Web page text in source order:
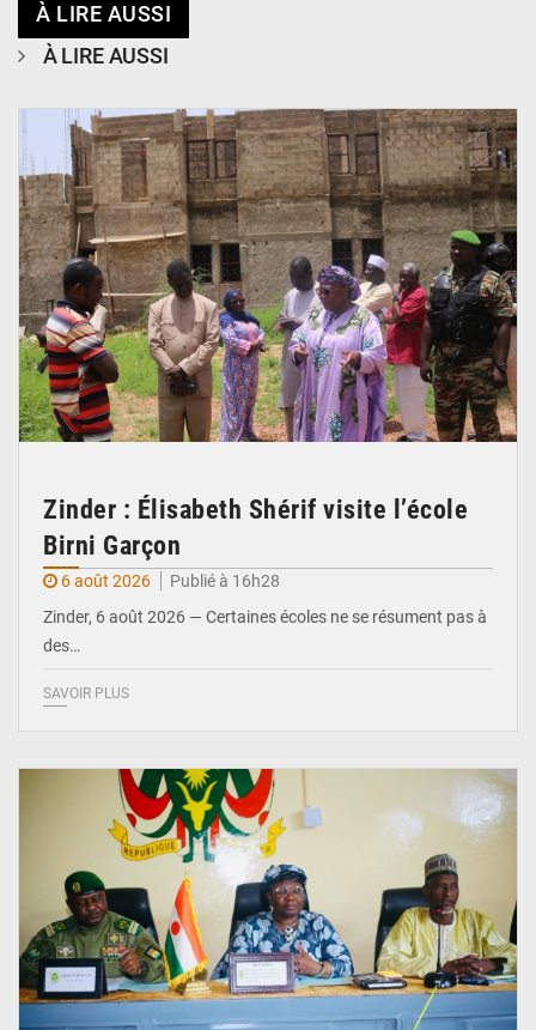
À LIRE AUSSI
À LIRE AUSSI
Zinder : Élisabeth Shérif visite l’école
Birni Garçon
6 août 2026
Publié à 16h28
Zinder, 6 août 2026 — Certaines écoles ne se résument pas à
des…
SAVOIR PLUS